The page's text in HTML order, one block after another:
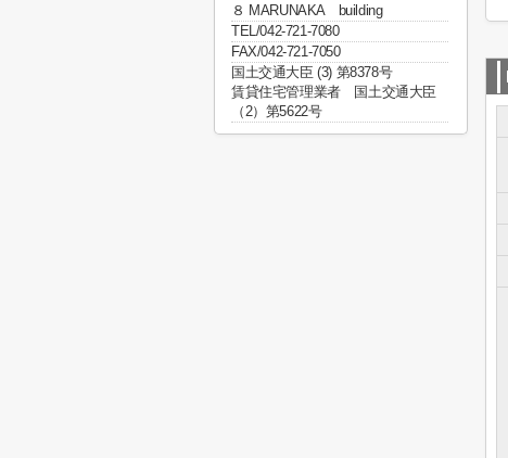
８ MARUNAKA building
TEL/042-721-7080
FAX/042-721-7050
国土交通大臣 (3) 第8378号
賃貸住宅管理業者 国土交通大臣
（2）第5622号